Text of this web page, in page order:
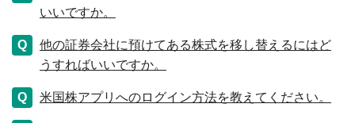
いいですか。
他の証券会社に預けてある株式を移し替えるにはど
うすればいいですか。
米国株アプリへのログイン方法を教えてください。